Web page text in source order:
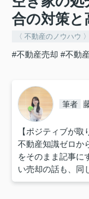
合の対策と
〈 不動産のノウハウ 〉
#不動産売却 #不動
筆者
【ポジティブが取
不動産知識ゼロか
をそのまま記事に
い売却の話も、同